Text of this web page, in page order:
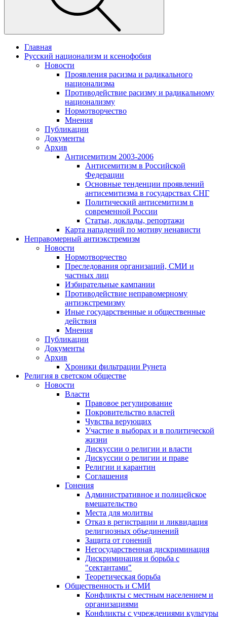
Главная
Русский национализм и ксенофобия
Новости
Проявления расизма и радикального
национализма
Противодействие расизму и радикальному
национализму
Нормотворчество
Мнения
Публикации
Документы
Архив
Антисемитизм 2003-2006
Антисемитизм в Российской
Федерации
Основные тенденции проявлений
антисемитизма в государствах СНГ
Политический антисемитизм в
современной России
Статьи, доклады, репортажи
Карта нападений по мотиву ненависти
Неправомерный антиэкстремизм
Новости
Нормотворчество
Преследования организаций, СМИ и
частных лиц
Избирательные кампании
Противодействие неправомерному
антиэкстремизму
Иные государственные и общественные
действия
Мнения
Публикации
Документы
Архив
Хроники фильтрации Рунета
Религия в светском обществе
Новости
Власти
Правовое регулирование
Покровительство властей
Чувства верующих
Участие в выборах и в политической
жизни
Дискуссии о религии и власти
Дискуссии о религии и праве
Религии и карантин
Соглашения
Гонения
Административное и полицейское
вмешательство
Места для молитвы
Отказ в регистрации и ликвидация
религиозных объединений
Защита от гонений
Негосударственная дискриминация
Дискриминация и борьба с
"сектантами"
Теоретическая борьба
Общественность и СМИ
Конфликты с местным населением и
организациями
Конфликты с учреждениями культуры